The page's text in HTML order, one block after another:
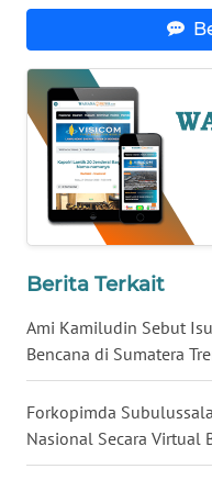
Berita Terkait
Ami Kamiludin Sebut
Bencana di Sumatera
Forkopimda
Nasional Secara Virtual
BABEL
WN
SUMBAR
WN
SUMSEL
WN
WN
LAMPUNG
WN
JATENG